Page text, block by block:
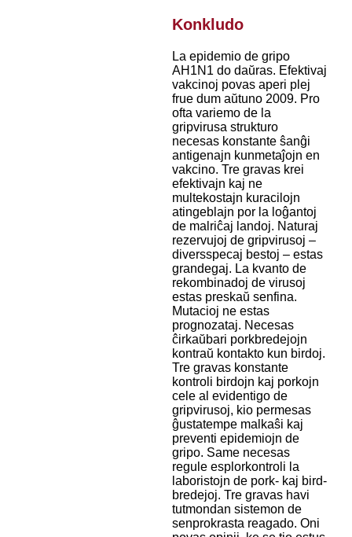
Konkludo
La epidemio de gripo
AH1N1 do daŭras. Efektivaj
vakcinoj povas aperi plej
frue dum aŭtuno 2009. Pro
ofta variemo de la
gripvirusa strukturo
necesas konstante ŝanĝi
antigenajn kunmetaĵojn en
vakcino. Tre gravas krei
efektivajn kaj ne
multekostajn kuracilojn
atingeblajn por la loĝantoj
de malriĉaj landoj. Naturaj
rezervujoj de gripvirusoj –
diversspecaj bestoj – estas
grandegaj. La kvanto de
rekombinadoj de virusoj
estas preskaŭ senfina.
Mutacioj ne estas
prognozataj. Necesas
ĉirkaŭbari porkbredejojn
kontraŭ kontakto kun birdoj.
Tre gravas konstante
kontroli birdojn kaj porkojn
cele al evidentigo de
gripvirusoj, kio permesas
ĝustatempe malkaŝi kaj
preventi epidemiojn de
gripo. Same necesas
regule esplorkontroli la
laboristojn de pork- kaj bird-
bredejoj. Tre gravas havi
tutmondan sistemon de
senprokrasta reagado. Oni